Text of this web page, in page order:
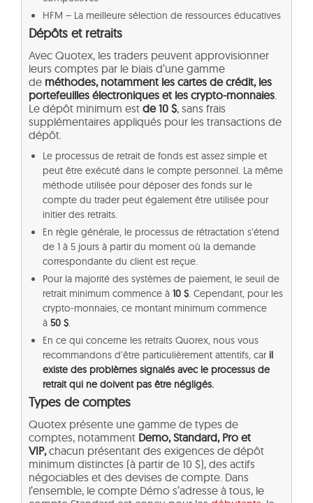
HFM – La meilleure sélection de ressources éducatives
Dépôts et retraits
Avec Quotex, les traders peuvent approvisionner
leurs comptes par le biais d’une gamme
de méthodes, notamment les cartes de crédit, les
portefeuilles électroniques et les crypto-monnaies.
Le dépôt minimum est de 10 $, sans frais
supplémentaires appliqués pour les transactions de
dépôt.
Le processus de retrait de fonds est assez simple et
peut être exécuté dans le compte personnel. La même
méthode utilisée pour déposer des fonds sur le
compte du trader peut également être utilisée pour
initier des retraits.
En règle générale, le processus de rétractation s’étend
de 1 à 5 jours à partir du moment où la demande
correspondante du client est reçue.
Pour la majorité des systèmes de paiement, le seuil de
retrait minimum commence à 10 $. Cependant, pour les
crypto-monnaies, ce montant minimum commence
à 50 $.
En ce qui concerne les retraits Quorex, nous vous
recommandons d’être particulièrement attentifs, caril
existe des problèmes signalés avec le processus de
retrait qui ne doivent pas être négligés.
Types de comptes
Quotex présente une gamme de types de
comptes, notamment Demo, Standard, Pro et
VIP,chacun présentant des exigences de dépôt
minimum distinctes (à partir de 10 $), des actifs
négociables et des devises de compte. Dans
l’ensemble, le compte Démo s’adresse à tous, le